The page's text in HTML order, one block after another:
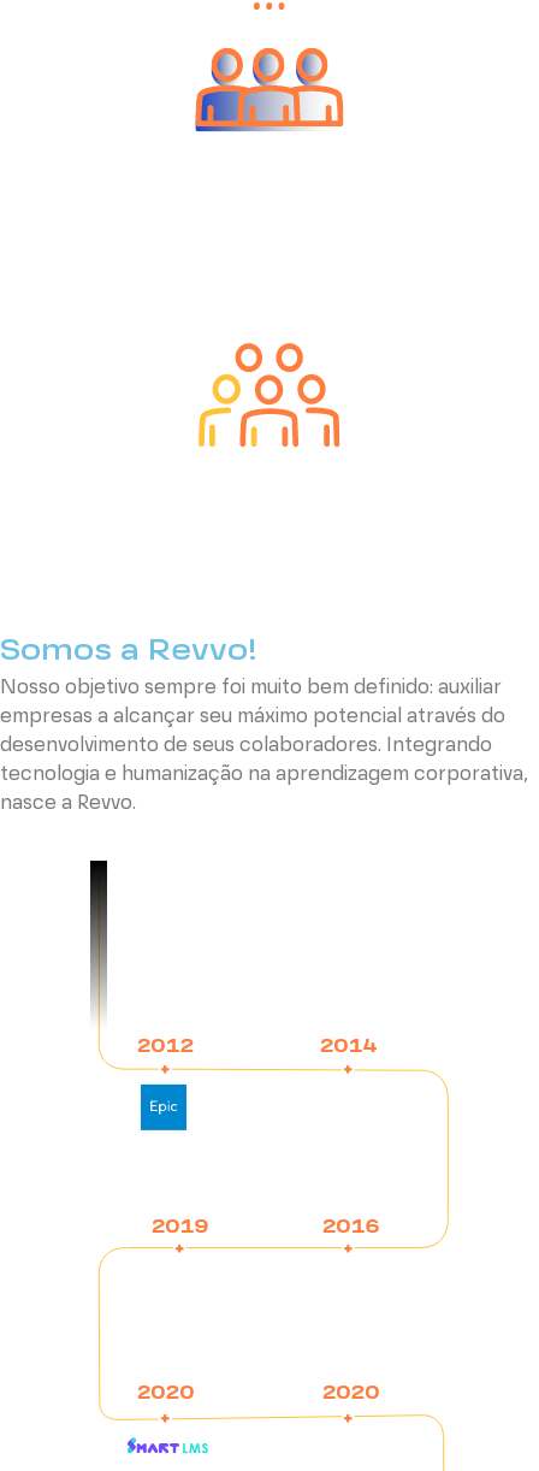
Somos a Revvo!
Nosso objetivo sempre foi muito bem definido: auxiliar
empresas a alcançar seu máximo potencial através do
desenvolvimento de seus colaboradores. Integrando
tecnologia e humanização na aprendizagem corporativa,
nasce a Revvo.